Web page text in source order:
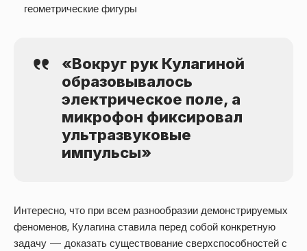
геометрические фигуры
«Вокруг рук Кулагиной
образовывалось
электрическое поле, а
микрофон фиксировал
ультразвуковые
импульсы»
Интересно, что при всем разнообразии демонстрируемых
феноменов, Кулагина ставила перед собой конкретную
задачу — доказать существование сверхспособностей с